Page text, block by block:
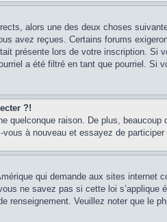
alors une des deux choses
avez reçues. Certains forums
présente lors de votre inscription.
a été filtré en tant que pourriel.
?!
quelconque raison. De plus,
à nouveau et essayez de
qui demande aux sites
ne savez pas si cette loi
Veuillez noter que le